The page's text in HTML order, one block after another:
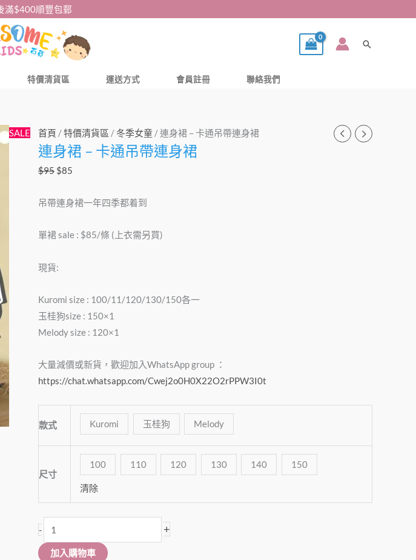
$400順豐包郵
搜
特價清貨區 運送方式 會員註冊 聯絡我們
SALE 首頁 /特價清貨區 / 冬季女童 / 連身裙 – 卡通吊帶連身裙
連身裙 – 卡通吊帶連身裙
$95
原
始
價
$95。
$85
目
前
$85。
吊帶連身裙一年四季都着到
單裙 sale : $85/條 (上衣需另買)
現貨:
Kuromi size : 100/11/120/130/150各一
玉桂狗size : 150×1
Melody size : 120×1
大量減價或新貨，歡迎加入WhatsApp group ：
https://chat.whatsapp.com/Cwej2o0H0X22O2rPPW3I0t
款式 Kuromi 玉桂狗 Melody
尺寸
100 110 120 130 140 150
清除
-
連
身
裙
卡
吊
連
裙
數
量
+
加入購物車